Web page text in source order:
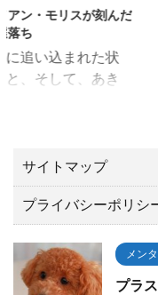
松山英樹がZOZOチャ
ZOZOチャンピオン
ターズチャンピオン
２億３００万円。日
す。 最後の１８番
ットのイーグルで締
ズ。 いやあカッコ
TVに向って叫んで
ろでテ ...
サイトマップ
プライバシーポリシ
メン
プラ